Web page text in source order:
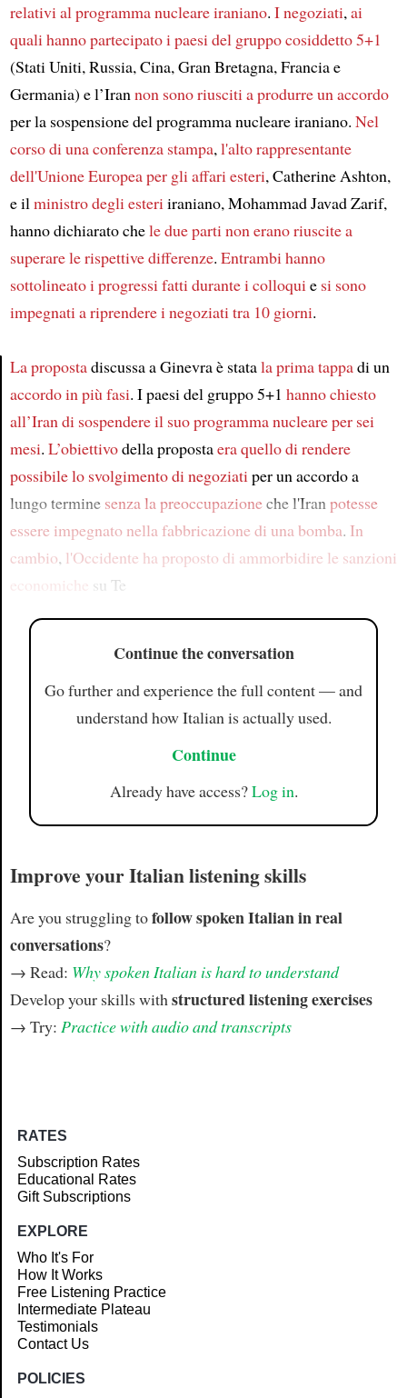
relativi al programma nucleare iraniano. I negoziati,ai
quali hanno partecipato i paesi del gruppo cosiddetto 5+1
(Stati Uniti, Russia, Cina, Gran Bretagna, Francia e
Germania) e l’Irannon sono riusciti a produrre un accordo
per la sospensione del programma nucleare iraniano. Nel
corso di una conferenza stampa,l'alto rappresentante
dell'Unione Europea per gli affari esteri, Catherine Ashton,
e ilministro degli esteriiraniano, Mohammad Javad Zarif,
hanno dichiarato chele due parti non erano riuscite a
superare le rispettive differenze. Entrambihanno
sottolineato i progressi fatti durante i colloquie si sono
impegnati a riprendere i negoziatitra 10 giorni.
La propostadiscussa a Ginevra è statala prima tappadi un
accordo in più fasi. I paesi del gruppo 5+1 hanno chiesto
all’Iran di sospendere il suo programma nucleareper sei
mesi. L’obiettivodella propostaera quello di rendere
possibile lo svolgimento di negoziatiper un accordo a
lungo termine senza la preoccupazioneche l'Iranpotesse
essere impegnato nella fabbricazione di una bomba. In
cambio, l'Occidente ha proposto di ammorbidire le sanzioni
economiche su Te
Continue the conversation
Go further and experience the full content — and
understand how Italian is actually used.
Continue
Already have access?Log in.
Improve your Italian listening skills
Are you struggling tofollow spoken Italian in real
conversations?
→ Read: Why spoken Italian is hard to understand
Develop your skills with structured listening exercises
→ Try: Practice with audio and transcripts
RATES
Subscription Rates
Educational Rates
Gift Subscriptions
EXPLORE
Who It's For
How It Works
Free Listening Practice
Intermediate Plateau
Testimonials
Contact Us
POLICIES